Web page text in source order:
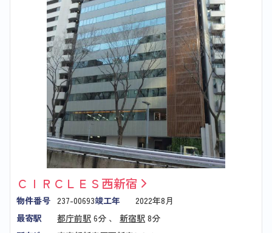
ＣＩＲＣＬＥＳ西新宿
物件番号 237-00693竣工年
2022年8月
最寄駅
都庁前駅 6分 、 新宿駅 8分